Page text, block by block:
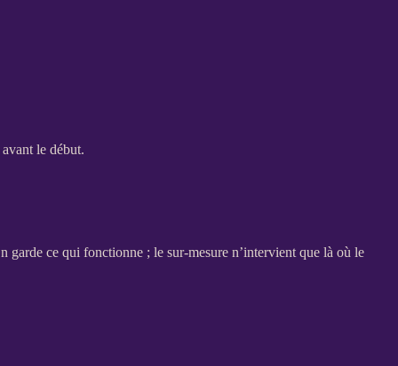
le début.
garde ce qui fonctionne ; le sur-mesure n’intervient que là où le